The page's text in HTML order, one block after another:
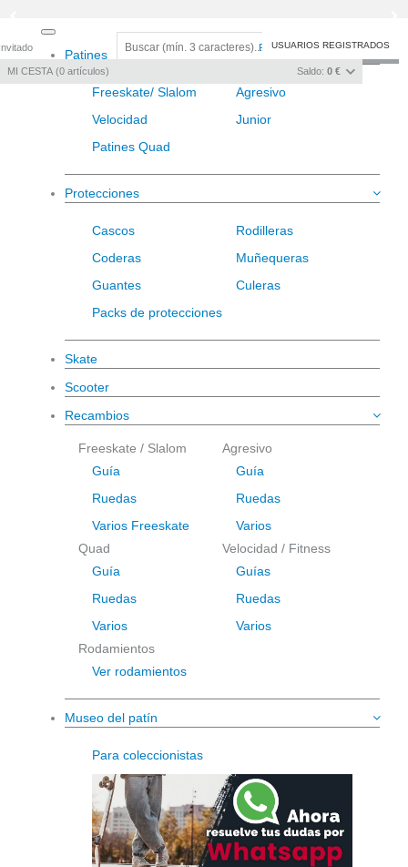
Registro/Iniciar sesión
MI CESTA 0 artículos Saldo: 0 €
USUARIOS REGISTRADOS
navigation
Patines
Freeskate/ Slalom
Agresivo
Velocidad
Junior
Patines Quad
Protecciones
Cascos
Rodilleras
Coderas
Muñequeras
Guantes
Culeras
Packs de protecciones
Skate
Scooter
Recambios
Freeskate / Slalom
Guía
Ruedas
Varios Freeskate
Agresivo
Guía
Ruedas
Varios
Quad
Guía
Ruedas
Varios
Velocidad / Fitness
Guías
Ruedas
Varios
Rodamientos
Ver rodamientos
Museo del patín
Para coleccionistas